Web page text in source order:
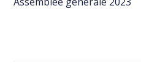
articles